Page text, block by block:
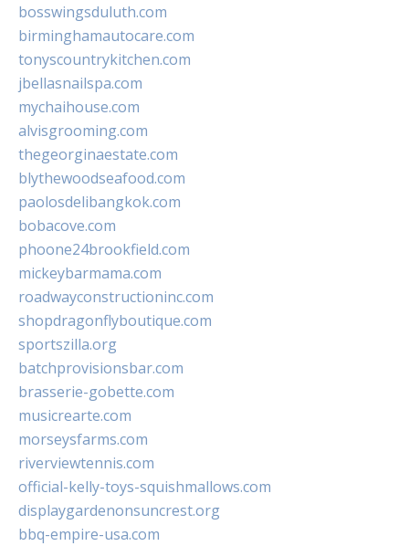
bosswingsduluth.com
birminghamautocare.com
tonyscountrykitchen.com
jbellasnailspa.com
mychaihouse.com
alvisgrooming.com
thegeorginaestate.com
blythewoodseafood.com
paolosdelibangkok.com
bobacove.com
phoone24brookfield.com
mickeybarmama.com
roadwayconstructioninc.com
shopdragonflyboutique.com
sportszilla.org
batchprovisionsbar.com
brasserie-gobette.com
musicrearte.com
morseysfarms.com
riverviewtennis.com
official-kelly-toys-squishmallows.com
displaygardenonsuncrest.org
bbq-empire-usa.com